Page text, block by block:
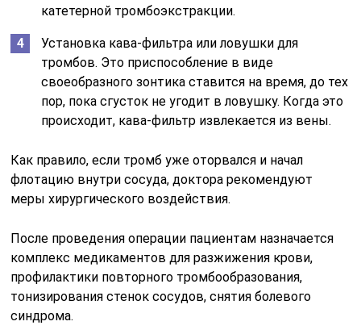
катетерной тромбоэкстракции.
Установка кава-фильтра или ловушки для
тромбов. Это приспособление в виде
своеобразного зонтика ставится на время, до тех
пор, пока сгусток не угодит в ловушку. Когда это
происходит, кава-фильтр извлекается из вены.
Как правило, если тромб уже оторвался и начал
флотацию внутри сосуда, доктора рекомендуют
меры хирургического воздействия.
После проведения операции пациентам назначается
комплекс медикаментов для разжижения крови,
профилактики повторного тромбообразования,
тонизирования стенок сосудов, снятия болевого
синдрома.